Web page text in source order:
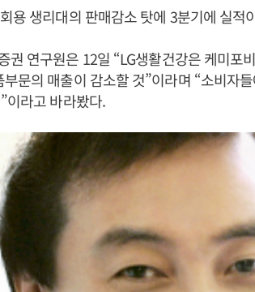
용 생리대의 판매감소 탓에 3분기에 실적
권 연구원은 12일 “LG생활건강은 케미포
문의 매출이 감소할 것”이라며 “소비자
이라고 바라봤다.